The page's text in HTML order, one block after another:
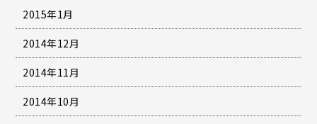
2015年1月
2014年12月
2014年11月
2014年10月